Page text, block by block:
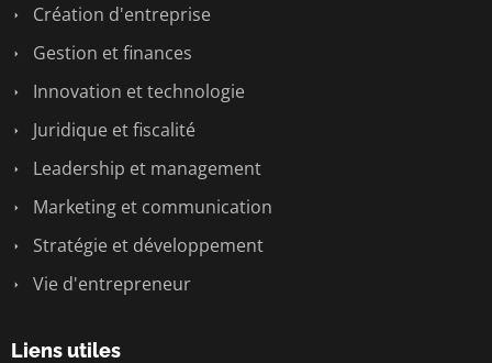
Création d'entreprise
Gestion et finances
Innovation et technologie
Juridique et fiscalité
Leadership et management
Marketing et communication
Stratégie et développement
Vie d'entrepreneur
Liens utiles